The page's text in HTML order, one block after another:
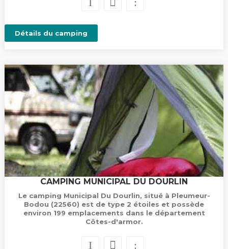
Détails du camping
CAMPING MUNICIPAL DU DOURLIN
Le camping Municipal Du Dourlin, situé à Pleumeur-
Bodou (22560) est de type 2 étoiles et possède
environ 199 emplacements dans le département
Côtes-d'armor.